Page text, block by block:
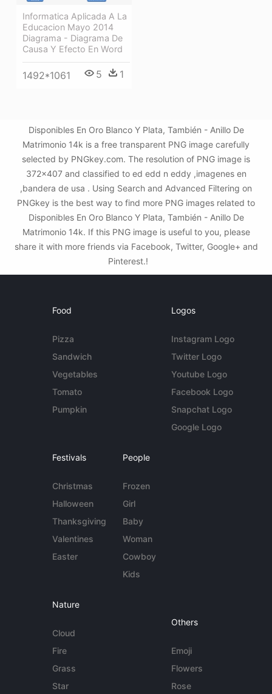
Informatica Aplicada A La
Educacion Mayo 2014
Diagrama - Diagrama De
Causa Y Efecto En Word
1492*1061 5 1
Disponibles En Oro Blanco Y Plata, También - Anillo De
Matrimonio 14k is a free transparent PNG image carefully
selected by PNGkey.com. The resolution of PNG image is
372x407 and classified to ed edd n eddy ,imagenes en
,bandera de usa . Using Search and Advanced Filtering on
PNGkey is the best way to find more PNG images related to
Disponibles En Oro Blanco Y Plata, También - Anillo De
Matrimonio 14k. If this PNG image is useful to you, please
share it with more friends via Facebook, Twitter, Google+ and
Pinterest.!
Food
Pizza
Sandwich
Vegetables
Tomato
Pumpkin
Logos
Instagram Logo
Twitter Logo
Youtube Logo
Facebook Logo
Snapchat Logo
Google Logo
Festivals
Christmas
Halloween
Thanksgiving
Valentines
Easter
People
Frozen
Girl
Baby
Woman
Cowboy
Kids
Nature
Cloud
Fire
Grass
Star
Others
Emoji
Flowers
Rose